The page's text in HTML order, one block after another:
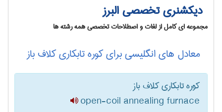
دیکشنری تخصصی البرز
مجموعه ای کامل از لغات و اصطلاحات تخصصی همه رشته ها
معادل های انگلیسی برای کوره تابکاری کلاف باز
کوره تابکاری کلاف باز
open-coil annealing furnace